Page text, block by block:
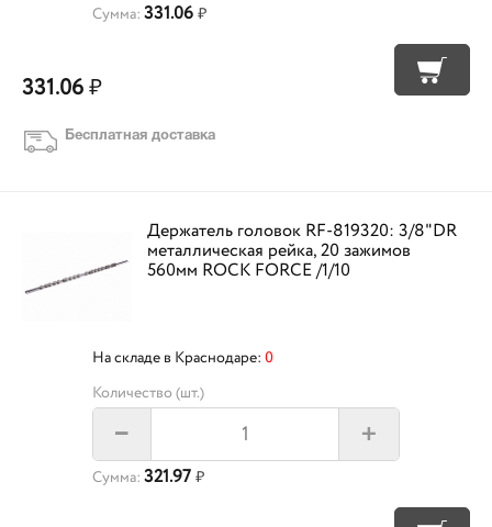
Сумма: 331.06 ₽
331.06₽
Бесплатная доставка
Держатель головок RF-819320: 3/8"DR
металлическая рейка, 20 зажимов
560мм ROCK FORCE /1/10
На складе в Краснодаре: 0
Количество (шт.)
– +
Сумма: 321.97 ₽